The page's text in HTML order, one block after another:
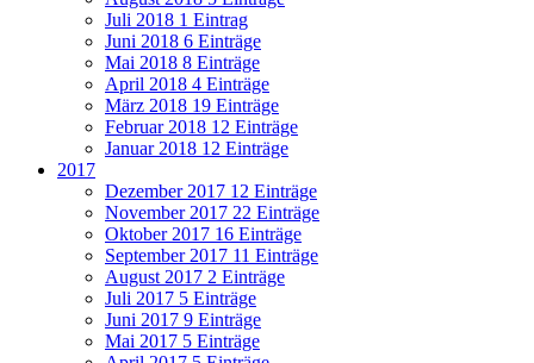
Juli 2018 1 Eintrag
Juni 2018 6 Einträge
Mai 2018 8 Einträge
April 2018 4 Einträge
März 2018 19 Einträge
Februar 2018 12 Einträge
Januar 2018 12 Einträge
2017
Dezember 2017 12 Einträge
November 2017 22 Einträge
Oktober 2017 16 Einträge
September 2017 11 Einträge
August 2017 2 Einträge
Juli 2017 5 Einträge
Juni 2017 9 Einträge
Mai 2017 5 Einträge